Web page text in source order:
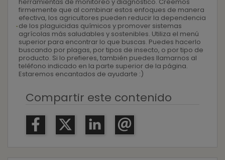
firmemente que al combinar estos enfoques de manera
efectiva, los agricultores pueden reducir la dependencia
de los plaguicidas químicos y promover sistemas
agrícolas más saludables y sostenibles. Utiliza el menú
superior para encontrar lo que buscas. Puedes hacerlo
buscando por plagas, por tipos de insecto, o por tipo de
producto. Si lo prefieres, también puedes llamarnos al
teléfono indicado en la parte superior de la página.
Estaremos encantados de ayudarte :)
Compartir este contenido